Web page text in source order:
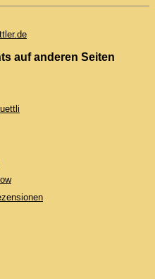
auf anderen Seiten